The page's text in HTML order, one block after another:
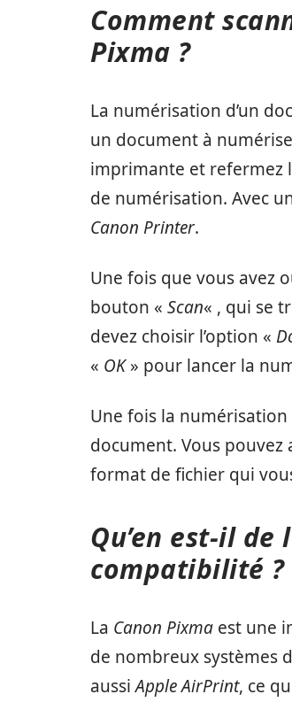
Comment
Pixma ?
La numérisation d’un
un document à
imprimante et refermez
de numérisation. Avec
Canon Printer.
Une fois que vous avez
bouton « Scan« , qui se
devez choisir l’option «
« OK» pour lancer la
Une fois la numérisation
document. Vous pouvez
format de fichier qui
Qu’en est-il
compatibilité ?
La Canon Pixma est une
de nombreux systèmes
aussiApple AirPrint, ce